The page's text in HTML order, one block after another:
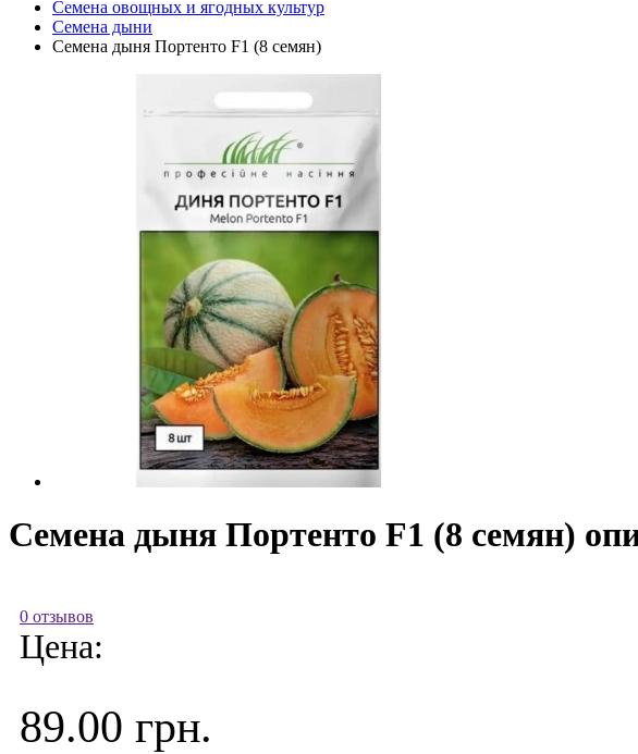
Семена овощных и ягодных культур
Семена дыни
Семена дыня Портенто F1 (8 семян)
Семена дыня Портенто F1 (8 семян)
0 отзывов
Цена:
89.00 грн.